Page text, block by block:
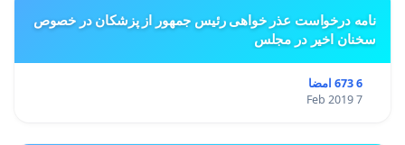
نامه درخواست عذر خواهی رئیس جمهور از پزشکان در خصوص
سخنان اخیر در مجلس
6 673 امضا
7 Feb 2019